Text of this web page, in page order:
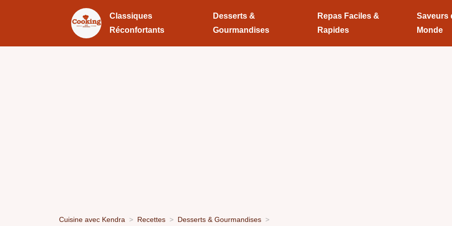
Classiques
Réconfortants
Desserts &
Gourmandises
Repas Faciles &
Rapides
Saveurs
Monde
Cuisine avec Kendra Recettes Desserts & Gourmandises